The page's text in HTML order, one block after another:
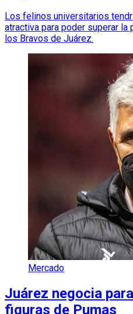
Los felinos universitarios
atractiva para poder superar la
los Bravos de Juárez.
Mercado
Juárez negocia
figuras de Pumas